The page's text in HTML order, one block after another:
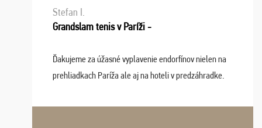
Stefan I.
Grandslam tenis v Paríži -
Ďakujeme za úžasné vyplavenie endorfínov nielen na
prehliadkach Paríža ale aj na hoteli v predzáhradke.
spomínať a zväžujeme repete budúci rok : ...